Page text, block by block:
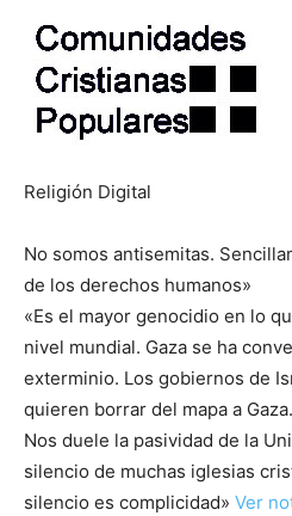
Religión Digital
No somos antisemitas.
de los derechos humanos»
«Es el mayor genocidio en lo
nivel mundial. Gaza se ha
exterminio. Los gobiernos de
quieren borrar del mapa a
Nos duele la pasividad de la
silencio de muchas iglesias
silencio es complicidad» Ver